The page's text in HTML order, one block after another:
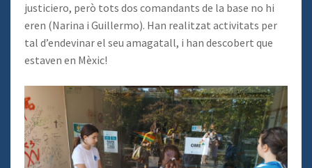
justiciero, però tots dos comandants de la base no hi
eren (Narina i Guillermo). Han realitzat activitats per
tal d’endevinar el seu amagatall, i han descobert que
estaven en Mèxic!